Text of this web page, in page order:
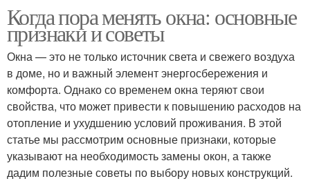
Когда пора менять окна: основные
признаки и советы
Окна — это не только источник света и свежего воздуха
в доме, но и важный элемент энергосбережения и
комфорта. Однако со временем окна теряют свои
свойства, что может привести к повышению расходов на
отопление и ухудшению условий проживания. В этой
статье мы рассмотрим основные признаки, которые
указывают на необходимость замены окон, а также
дадим полезные советы по выбору новых конструкций.